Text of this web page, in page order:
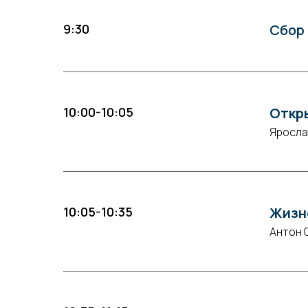
9:30 Сбор
10:00-10:05
10:05-10:35
Антон